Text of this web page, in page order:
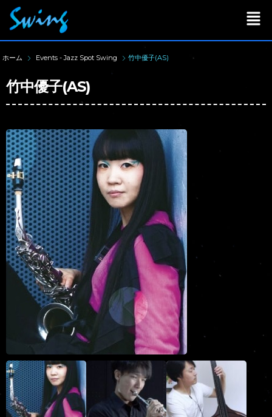
ホーム Events - Jazz Spot Swing 竹中優子(AS)
竹中優子(AS)